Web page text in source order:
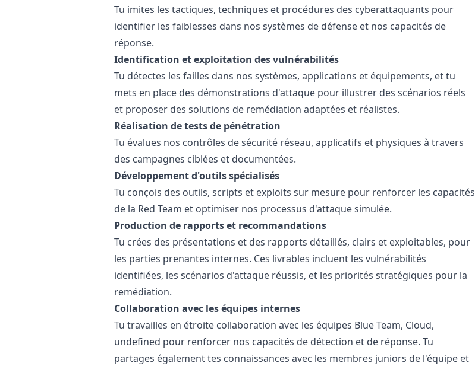
Tu imites les tactiques, techniques et procédures des cyberattaquants pour
identifier les faiblesses dans nos systèmes de défense et nos capacités de
réponse.
Identification et exploitation des vulnérabilités
Tu détectes les failles dans nos systèmes, applications et équipements, et tu
mets en place des démonstrations d'attaque pour illustrer des scénarios réels
et proposer des solutions de remédiation adaptées et réalistes.
Réalisation de tests de pénétration
Tu évalues nos contrôles de sécurité réseau, applicatifs et physiques à travers
des campagnes ciblées et documentées.
Développement d'outils spécialisés
Tu conçois des outils, scripts et exploits sur mesure pour renforcer les capacités
de la Red Team et optimiser nos processus d'attaque simulée.
Production de rapports et recommandations
Tu crées des présentations et des rapports détaillés, clairs et exploitables, pour
les parties prenantes internes. Ces livrables incluent les vulnérabilités
identifiées, les scénarios d'attaque réussis, et les priorités stratégiques pour la
remédiation.
Collaboration avec les équipes internes
Tu travailles en étroite collaboration avec les équipes Blue Team, Cloud,
undefined pour renforcer nos capacités de détection et de réponse. Tu
partages également tes connaissances avec les membres juniors de l'équipe et